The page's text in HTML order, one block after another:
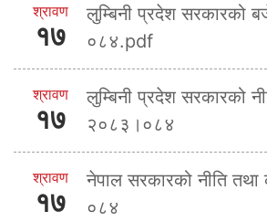
श्रावण
१७
लुम्बिनी प्रदेश सरकारको
०८४.pdf
श्रावण
१७
लुम्बिनी प्रदेश सरकारको
२०८३।०८४
श्रावण
१७
नेपाल सरकारको नीति
०८४